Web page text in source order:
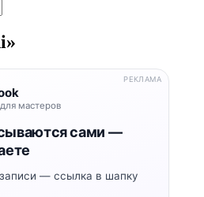
мастеров
сами —
— ссылка в шапку
РЕКЛАМА